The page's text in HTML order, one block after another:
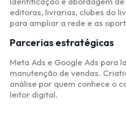
editoras, livrarias, clubes do
para ampliar a rede e as
Parcerias estratégicas
Meta Ads e Google Ads para
manutenção de vendas.
análise por quem conhece o
leitor digital.